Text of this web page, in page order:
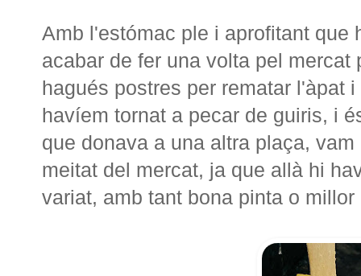
Amb l'estómac ple i aprofitant que
acabar de fer una volta pel
hagués postres per rematar l'àpat
havíem tornat a pecar de guiris, i
que donava a una altra plaça,
meitat del mercat, ja que allà hi
variat, amb tant bona pinta o